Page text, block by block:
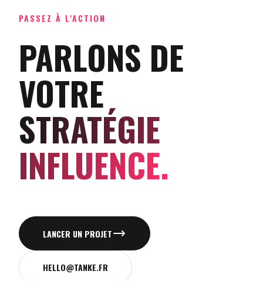
PASSEZ À L'ACTION
PARLONS DE
VOTRE
STRATÉGIE
INFLUENCE.
LANCER UN PROJET
HELLO@TANKE.FR